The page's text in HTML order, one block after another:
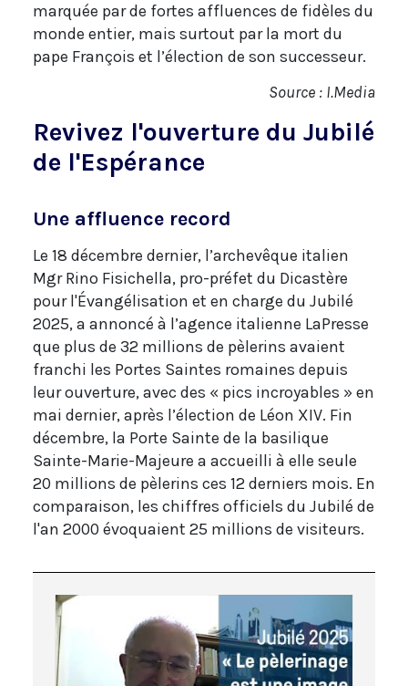
marquée par de fortes affluences de fidèles du
monde entier, mais surtout par la mort du
pape François et l’élection de son successeur.
Source : I.Media
Revivez l'ouverture du Jubilé
de l'Espérance
Une affluence record
Le 18 décembre dernier, l’archevêque italien
Mgr Rino Fisichella, pro-préfet du Dicastère
pour l'Évangélisation et en charge du Jubilé
2025, a annoncé à l’agence italienne LaPresse
que plus de 32 millions de pèlerins avaient
franchi les Portes Saintes romaines depuis
leur ouverture, avec des « pics incroyables » en
mai dernier, après l’élection de Léon XIV. Fin
décembre, la Porte Sainte de la basilique
Sainte-Marie-Majeure a accueilli à elle seule
20 millions de pèlerins ces 12 derniers mois. En
comparaison, les chiffres officiels du Jubilé de
l'an 2000 évoquaient 25 millions de visiteurs.